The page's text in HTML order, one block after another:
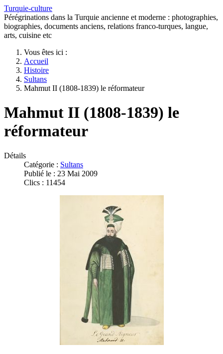
Turquie-culture
Pérégrinations dans la Turquie ancienne et moderne : photographies,
biographies, documents anciens, relations franco-turques, langue,
arts, cuisine etc
Vous êtes ici :
Accueil
Histoire
Sultans
Mahmut II (1808-1839) le réformateur
Mahmut II (1808-1839) le
réformateur
Détails
Catégorie : Sultans
Publié le : 23 Mai 2009
Clics : 11454